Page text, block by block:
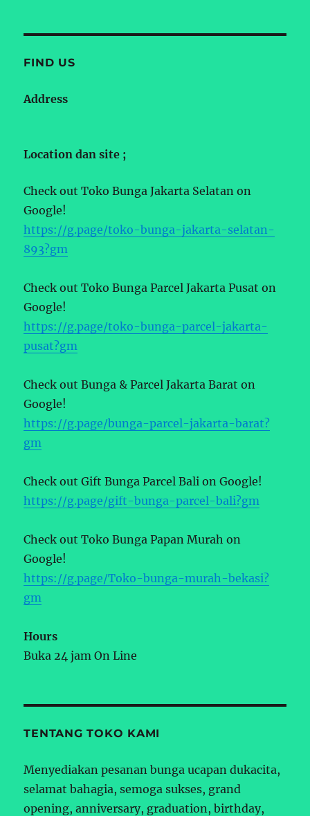
FIND US
Address
Location dan site ;
Check out Toko Bunga Jakarta Selatan on
Google!
https://g.page/toko-bunga-jakarta-selatan-
893?gm
Check out Toko Bunga Parcel Jakarta Pusat on
Google!
https://g.page/toko-bunga-parcel-jakarta-
pusat?gm
Check out Bunga & Parcel Jakarta Barat on
Google!
https://g.page/bunga-parcel-jakarta-barat?
gm
Check out Gift Bunga Parcel Bali on Google!
https://g.page/gift-bunga-parcel-bali?gm
Check out Toko Bunga Papan Murah on
Google!
https://g.page/Toko-bunga-murah-bekasi?
gm
Hours
Buka 24 jam On Line
TENTANG TOKO KAMI
Menyediakan pesanan bunga ucapan dukacita,
selamat bahagia, semoga sukses, grand
opening, anniversary, graduation, birthday,